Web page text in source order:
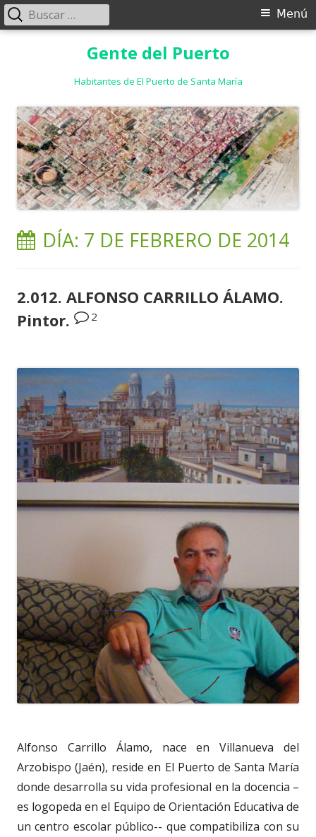
Gente del Puerto
Habitantes de El Puerto de Santa María
Menú
Menú
Buscar:
DÍA: 7 DE FEBRERO DE 2014
2.012. ALFONSO CARRILLO ÁLAMO.
Pintor.
2
Alfonso Carrillo Álamo, nace en Villanueva del
Arzobispo (Jaén), reside en El Puerto de Santa María
donde desarrolla su vida profesional en la docencia –
es logopeda en el Equipo de Orientación Educativa de
un centro escolar público-- que compatibiliza con su